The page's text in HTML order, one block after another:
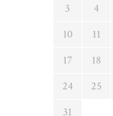
3
4
10
11
17
18
24
25
31